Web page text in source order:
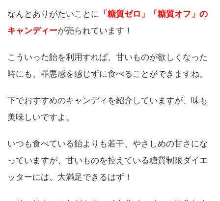
なんとありがたいことに 「糖質ゼロ」「糖質オフ」 の
キャンディーが売られています！
こういった飴を利用すれば、甘いものが欲しくなった
時にも、罪悪感を感じずに食べることができますね。
下でおすすめのキャンディを紹介していますが、味も
美味しいですよ。
いつも食べている飴よりも若干、やさしめの甘さにな
っていますが、甘いものを控えている糖質制限ダイエ
ッターには、大満足できるはず！